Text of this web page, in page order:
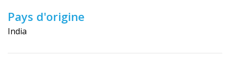
Pays d'origine
India